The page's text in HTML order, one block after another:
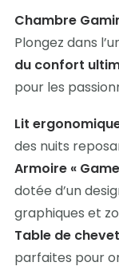
Chambre
Plongez dans
du confort
pour les
Lit
des nuits
Armoire «
dotée d’un
graphiques et
Table de
parfaites pour